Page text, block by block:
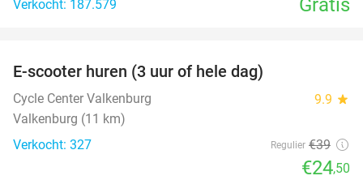
Verkocht: 187.579
Gratis
E-scooter huren (3 uur of hele dag)
Cycle Center Valkenburg 9.9 star
Valkenburg (11 km)
Verkocht: 327
Regulier €39
€24,50